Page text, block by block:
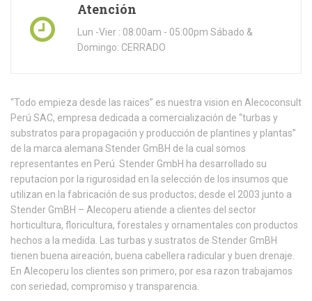
Atención
Lun -Vier : 08:00am - 05:00pm Sábado &
Domingo: CERRADO
“Todo empieza desde las raices” es nuestra vision en Alecoconsult
Perú SAC, empresa dedicada a comercialización de “turbas y
substratos para propagación y producción de plantines y plantas”
de la marca alemana Stender GmBH de la cual somos
representantes en Perú. Stender GmbH ha desarrollado su
reputacion por la rigurosidad en la selección de los insumos que
utilizan en la fabricación de sus productos; desde el 2003 junto a
Stender GmBH – Alecoperu atiende a clientes del sector
horticultura, floricultura, forestales y ornamentales con productos
hechos a la medida. Las turbas y sustratos de Stender GmBH
tienen buena aireación, buena cabellera radicular y buen drenaje.
En Alecoperu los clientes son primero, por esa razon trabajamos
con seriedad, compromiso y transparencia.